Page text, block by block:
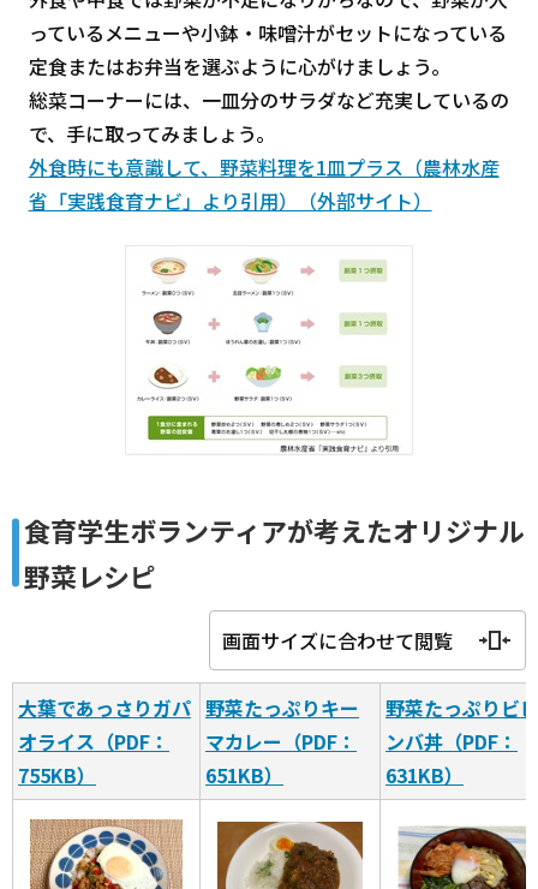
っているメニューや小鉢・味噌汁がセットになっている
定食またはお弁当を選ぶように心がけましょう。
総菜コーナーには、一皿分のサラダなど充実しているの
で、手に取ってみましょう。
外食時にも意識して、野菜料理を1皿プラス（農林水産
省「実践食育ナビ」より引用）（外部サイト）
食育学生ボランティアが考えたオリジナル
野菜レシピ
画面サイズに合わせて閲覧
大葉であっさりガパ
オライス（PDF：
755KB）
野菜たっぷりキー
マカレー （PDF：
651KB）
野菜たっぷりビビ
ンバ丼（PDF：
631KB）